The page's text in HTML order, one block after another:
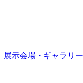
展示会場・ギャラリー